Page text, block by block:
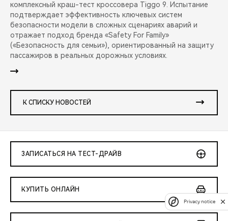
комплексный краш-тест кроссовера Tiggo 9. Испытание
подтверждает эффективность ключевых систем
безопасности модели в сложных сценариях аварий и
отражает подход бренда «Safety For Family»
(«Безопасность для семьи»), ориентированный на защиту
пассажиров в реальных дорожных условиях.
К СПИСКУ НОВОСТЕЙ
ЗАПИСАТЬСЯ НА ТЕСТ-ДРАЙВ
КУПИТЬ ОНЛАЙН
Privacy notice